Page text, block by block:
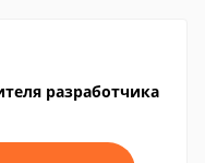
разработчика